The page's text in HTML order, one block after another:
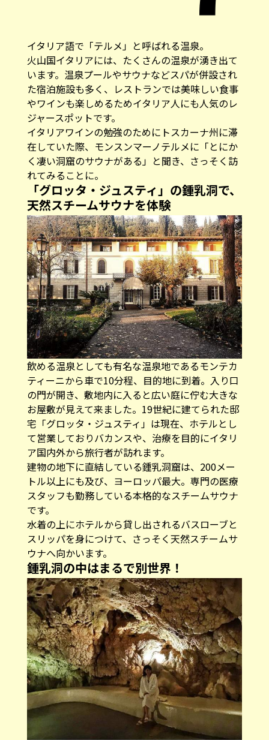
イタリア語で「テルメ」と呼ばれる温泉。
火山国イタリアには、たくさんの温泉が湧き出て
います。温泉プールやサウナなどスパが併設され
た宿泊施設も多く、レストランでは美味しい食事
やワインも楽しめるためイタリア人にも人気のレ
ジャースポットです。
イタリアワインの勉強のためにトスカーナ州に滞
在していた際、モンスンマーノテルメに「とにか
く凄い洞窟のサウナがある」と聞き、さっそく訪
れてみることに。
「グロッタ・ジュスティ」の鍾乳洞で、
天然スチームサウナを体験
飲める温泉としても有名な温泉地であるモンテカ
ティーニから車で10分程、目的地に到着。入り口
の門が開き、敷地内に入ると広い庭に佇む大きな
お屋敷が見えて来ました。19世紀に建てられた邸
宅「グロッタ・ジュスティ」は現在、ホテルとし
て営業しておりバカンスや、治療を目的にイタリ
ア国内外から旅行者が訪れます。
建物の地下に直結している鍾乳洞窟は、200メー
トル以上にも及び、ヨーロッパ最大。専門の医療
スタッフも勤務している本格的なスチームサウナ
です。
水着の上にホテルから貸し出されるバスローブと
スリッパを身につけて、さっそく天然スチームサ
ウナへ向かいます。
鍾乳洞の中はまるで別世界！